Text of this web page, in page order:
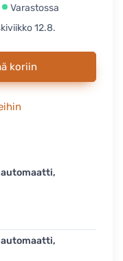
Varastossa
12.8.
koriin